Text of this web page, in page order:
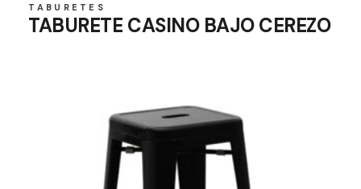
TABURETES
TABURETE CASINO BAJO CEREZO